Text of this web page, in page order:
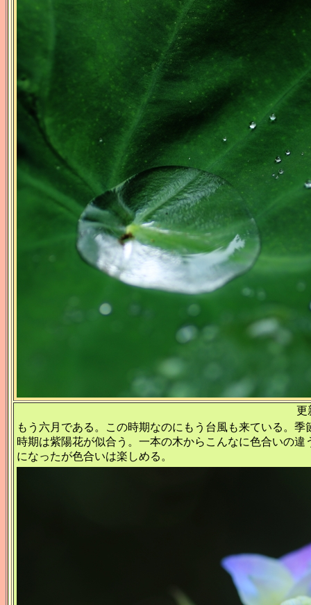
更
もう六月である。この時期なのにもう台風も来ている。
時期は紫陽花が似合う。一本の木からこんなに色合いの
になったが色合いは楽しめる。